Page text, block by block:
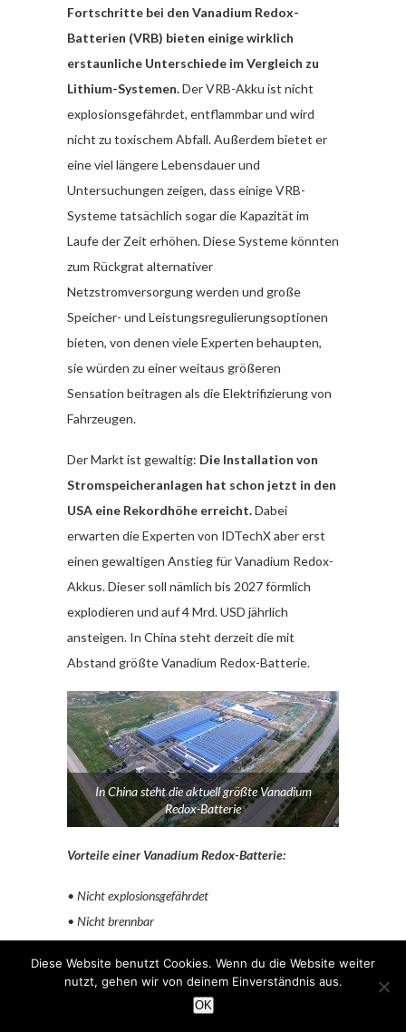
Fortschritte bei den Vanadium Redox-
Batterien (VRB) bieten einige wirklich
erstaunliche Unterschiede im Vergleich zu
Lithium-Systemen.Der VRB-Akku ist nicht
explosionsgefährdet, entflammbar und wird
nicht zu toxischem Abfall. Außerdem bietet er
eine viel längere Lebensdauer und
Untersuchungen zeigen, dass einige VRB-
Systeme tatsächlich sogar die Kapazität im
Laufe der Zeit erhöhen.Diese Systeme könnten
zum Rückgrat alternativer
Netzstromversorgung werden und große
Speicher- und Leistungsregulierungsoptionen
bieten, von denen viele Experten behaupten,
sie würden zu einer weitaus größeren
Sensation beitragen als die Elektrifizierung von
Fahrzeugen.
Der Markt ist gewaltig: Die Installation von
Stromspeicheranlagen hat schon jetzt in den
USA eine Rekordhöhe erreicht.Dabei
erwarten die Experten von IDTechX aber erst
einen gewaltigen Anstieg für Vanadium Redox-
Akkus. Dieser soll nämlich bis 2027 förmlich
explodieren und auf 4 Mrd. USD jährlich
ansteigen. In China steht derzeit die mit
Abstand größte Vanadium Redox-Batterie.
In China steht die aktuell größte Vanadium
Redox-Batterie
Vorteile einer Vanadium Redox-Batterie:
• Nicht explosionsgefährdet
• Nicht brennbar
• Längere Lebensdauer
• Erhöhte Kapazität mit zunehmender Nutzung
Diese Website benutzt Cookies. Wenn du die Website weiter
nutzt, gehen wir von deinem Einverständnis aus.
OK